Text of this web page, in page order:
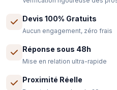
Devis 100% Gratuits
Aucun engagement, zéro frais
Réponse sous 48h
Mise en relation ultra-rapide
Proximité Réelle